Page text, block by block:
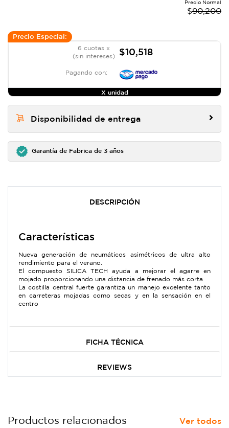
Precio Normal
$90,200
Precio Especial:
6 cuotas x
(sin intereses)
$10,518
Pagando con:
X unidad
Disponibilidad de entrega
Garantía de Fabrica de 3 años
DESCRIPCIÓN
Características
Nueva generación de neumáticos asimétricos de ultra alto
rendimiento para el verano.
El compuesto SILICA TECH ayuda a mejorar el agarre en
mojado proporcionando una distancia de frenado más corta
La costilla central fuerte garantiza un manejo excelente tanto
en carreteras mojadas como secas y en la sensación en el
centro
FICHA TÉCNICA
REVIEWS
Productos relacionados Ver todos